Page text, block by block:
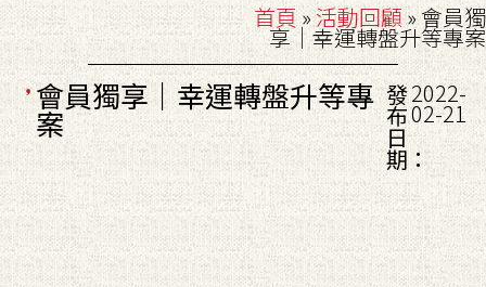
首頁»活動回顧»會員獨
享｜幸運轉盤升等專案
會員獨享｜幸運轉盤升等專
案
發
布
日
期：
2022-
02-21